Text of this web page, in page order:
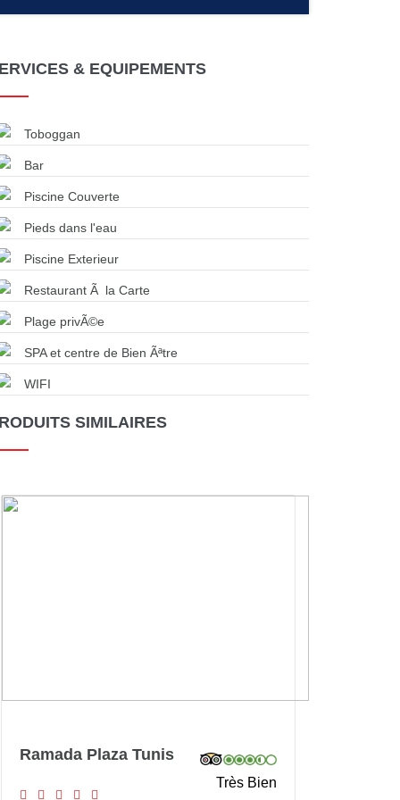
& EQUIPEMENTS
Toboggan
Bar
Piscine Couverte
Pieds dans l'eau
Piscine Exterieur
Restaurant Ã la Carte
Plage privÃ©e
SPA et centre de Bien Ãªtre
WIFI
SIMILAIRES
Ramada Plaza Tunis
Très Bien